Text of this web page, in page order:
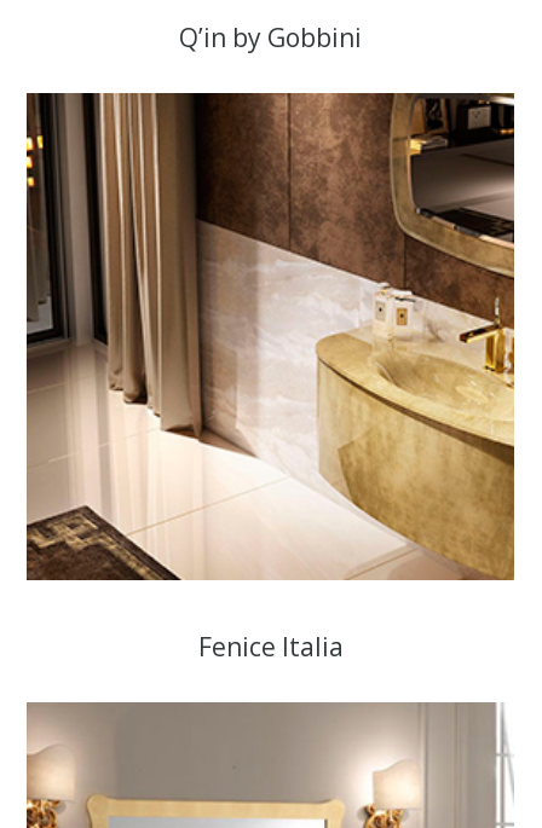
Q’in by Gobbini
Fenice Italia